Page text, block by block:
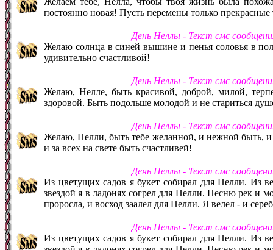
постоянно новая! Пусть перемены только
День Неллы - Текст смс
Желаю солнца в синей вышине и пенья соловья в
удивительно счастливой!
День Неллы - Текст смс
Желаю, Нелле, быть красивой, доброй, милой,
здоровой. Быть подольше молодой и не стариться
День Неллы - Текст смс
Желаю, Нелли, быть тебе желанной, и нежной быть,
и за всех на свете быть счастливей!
День Неллы - Текст смс
Из цветущих садов я букет собирал для Нелли. Из
звездой я в ладонях согрел для Нелли. Песню рек и
проросла, и восход заалел для Нелли. Я велел - и
День Неллы - Текст смс
Из цветущих садов я букет собирал для Нелли. Из